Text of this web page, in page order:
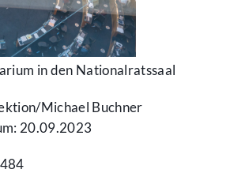
in den Nationalratssaal
​Michael Buchner
20.09.2023